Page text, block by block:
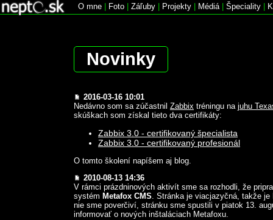
O mne Foto Záľuby Projekty Médiá| Špeciality
Novinky
2016-03-16 10:01
Nedávno som sa zúčastnil Zabbix tréningu na juhu
skúškach som získal tieto dva certifikáty:
Zabbix 3.0 - certifikovaný špecialista
Zabbix 3.0 - certifikovaný profesionál
O tomto školení napíšem aj blog.
2010-08-13 14:36
V rámci prázdninových aktivít sme sa rozhodli, že
systém Metafox CMS. Stránka je viacjazyčná, takže
nie sme poverčiví, stránku sme spustili v piatok 13.
informovať o nových inštaláciach Metafoxu.